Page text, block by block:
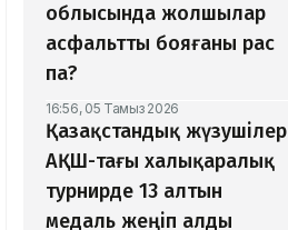
облысында жолшылар
асфальтты бояғаны рас
па?
16:56, 05 Тамыз 2026
Қазақстандық жүзушілер
АҚШ-тағы халықаралық
турнирде 13 алтын
медаль жеңіп алды